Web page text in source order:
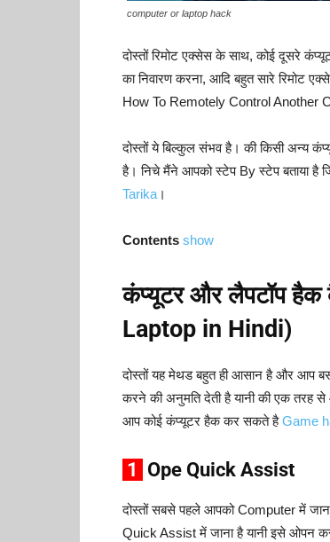
computer or laptop hack
दोस्तों रिमोट एक्सेस के साथ, कोई दूसरे
का निवारण करना, आदि बहुत सारे रिमोट
How To Remotely Control Another
दोस्तों ये बिल्कुल संभव है। की किसी अन्य
है। निचे मैंने आपको स्टेप By स्टेप बताया
Tarika ।
Contents show
कंप्यूटर और लैपटॉप
Laptop in Hindi)
दोस्तों यह मेथड बहुत ही आसान है और आप
करने की अनुमति देती है यानी की एक तरह
आप कोई कंप्यूटर हैक कर सकते हैGame
1 Ope Quick Assist
दोस्तों सबसे पहले आपको Computer में
Quick Assist में जाना है यानी इसे ओपन